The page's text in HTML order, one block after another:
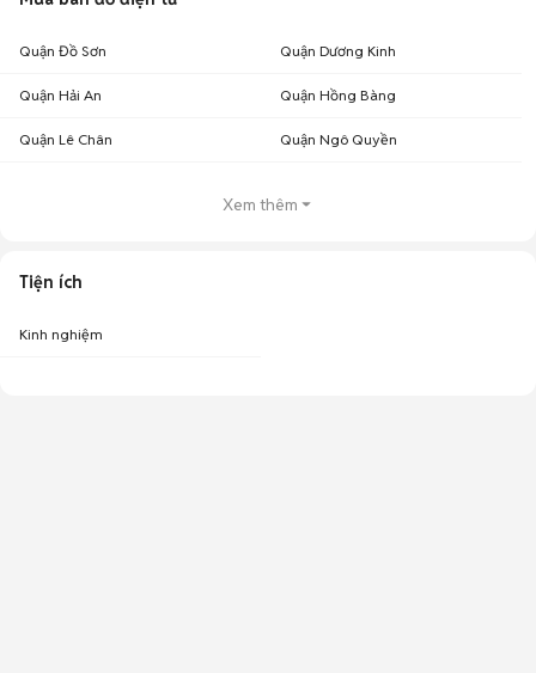
Quận Đồ Sơn Quận Dương Kinh
Quận Hải An Quận Hồng Bàng
Quận Lê Chân Quận Ngô Quyền
Xem thêm
Tiện ích
Kinh nghiệm